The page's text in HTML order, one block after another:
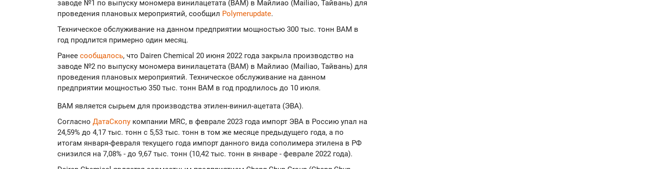
заводе №1 по выпуску мономера винилацетата (ВАМ) в Майлиао (Mailiao, Тайвань) для
проведения плановых мероприятий, сообщил Polymerupdate.
Техническое обслуживание на данном предприятии мощностью 300 тыс. тонн ВАМ в
год продлится примерно один месяц.
Ранее сообщалось, что Dairen Chemical 20 июня 2022 года закрыла производство на
заводе №2 по выпуску мономера винилацетата (ВАМ) в Майлиао (Mailiao, Тайвань) для
проведения плановых мероприятий. Техническое обслуживание на данном
предприятии мощностью 350 тыс. тонн ВАМ в год продлилось до 10 июля.
ВАМ является сырьем для производства этилен-винил-ацетата (ЭВА).
Согласно ДатаСкопу компании MRC, в феврале 2023 года импорт ЭВА в Россию упал на
24,59% до 4,17 тыс. тонн с 5,53 тыс. тонн в том же месяце предыдущего года, а по
итогам января-февраля текущего года импорт данного вида сополимера этилена в РФ
снизился на 7,08% - до 9,67 тыс. тонн (10,42 тыс. тонн в январе - феврале 2022 года).